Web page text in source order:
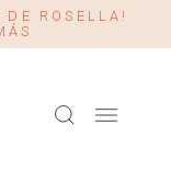
DE ROSELLA!